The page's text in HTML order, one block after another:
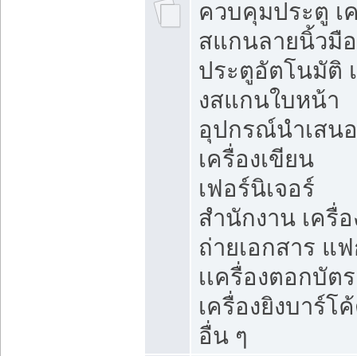
ควบคุมประตู เ
สแกนลายนิ้วมือ
ประตูอัตโนมัติ
งสแกนใบหน้า
อุปกรณ์นำเสน
เครื่องเขียน
เฟอร์นิเจอร์
สำนักงาน เครื่อ
ถ่ายเอกสาร แ
เเครื่องตอกบัตร
เครื่องยิงบาร์โ
อื่น ๆ